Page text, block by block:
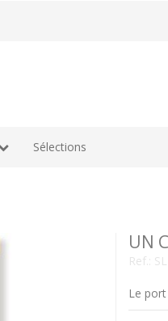
Sélections
UN
Ref.:
Le